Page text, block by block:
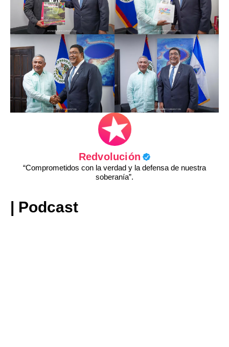
Redvolución
“Comprometidos con la verdad y la defensa de nuestra
soberanía”.
| Podcast